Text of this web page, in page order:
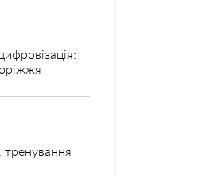
тренування